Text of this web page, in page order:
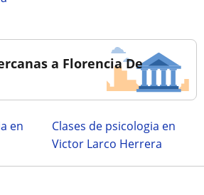
a Florencia De
en
Clases de psicologia en
Victor Larco Herrera